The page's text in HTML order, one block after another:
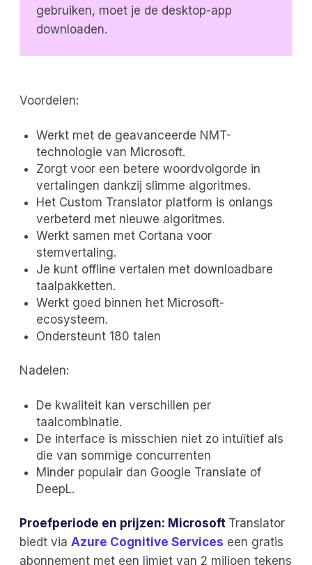
gebruiken, moet je de desktop-app
downloaden.
Voordelen:
Werkt met de geavanceerde NMT-
technologie van Microsoft.
Zorgt voor een betere woordvolgorde in
vertalingen dankzij slimme algoritmes.
Het Custom Translator platform is onlangs
verbeterd met nieuwe algoritmes.
Werkt samen met Cortana voor
stemvertaling.
Je kunt offline vertalen met downloadbare
taalpakketten.
Werkt goed binnen het Microsoft-
ecosysteem.
Ondersteunt 180 talen
Nadelen:
De kwaliteit kan verschillen per
taalcombinatie.
De interface is misschien niet zo intuïtief als
die van sommige concurrenten
Minder populair dan Google Translate of
DeepL.
Proefperiode en prijzen: Microsoft Translator
biedt via Azure Cognitive Services een gratis
abonnement met een limiet van 2 miljoen tekens